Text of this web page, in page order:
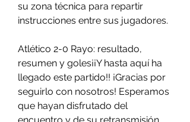
su zona técnica para repartir
instrucciones entre sus jugadores.
Atlético 2-0 Rayo: resultado,
resumen y goles¡¡Y hasta aquí ha
llegado este partido!! ¡Gracias por
seguirlo con nosotros! Esperamos
que hayan disfrutado del